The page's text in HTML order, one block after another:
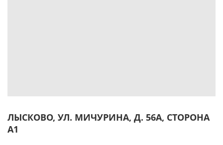
ЛЫСКОВО, УЛ. МИЧУРИНА, Д. 56А, СТОРОНА
А1